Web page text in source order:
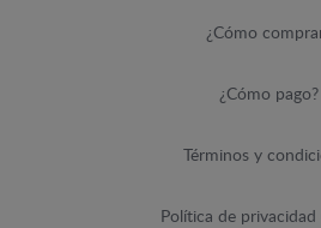
¿Cómo
¿Cómo pago?
Términos y
Política de privacidad